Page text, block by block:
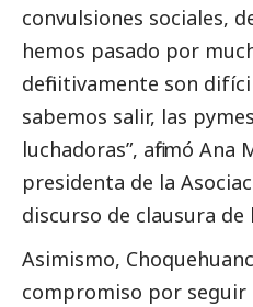
convulsiones sociales,
hemos pasado por
definitivamente son
sabemos salir, las pymes
luchadoras”, afirmó Ana
presidenta de la
discurso de clausura de
Asimismo,
compromiso por